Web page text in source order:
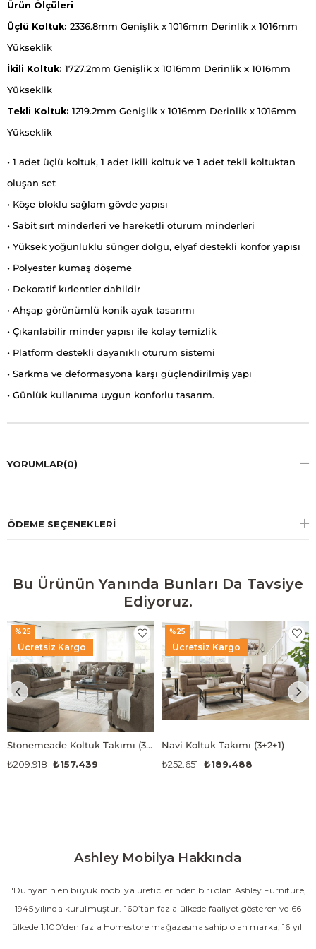
Ürün Ölçüleri
Üçlü Koltuk: 2336.8mm Genişlik x 1016mm Derinlik x 1016mm
Yükseklik
İkili Koltuk: 1727.2mm Genişlik x 1016mm Derinlik x 1016mm
Yükseklik
Tekli Koltuk: 1219.2mm Genişlik x 1016mm Derinlik x 1016mm
Yükseklik
• 1 adet üçlü koltuk, 1 adet ikili koltuk ve 1 adet tekli koltuktan
oluşan set
• Köşe bloklu sağlam gövde yapısı
• Sabit sırt minderleri ve hareketli oturum minderleri
• Yüksek yoğunluklu sünger dolgu, elyaf destekli konfor yapısı
• Polyester kumaş döşeme
• Dekoratif kırlentler dahildir
• Ahşap görünümlü konik ayak tasarımı
• Çıkarılabilir minder yapısı ile kolay temizlik
• Platform destekli dayanıklı oturum sistemi
• Sarkma ve deformasyona karşı güçlendirilmiş yapı
• Günlük kullanıma uygun konforlu tasarım.
YORUMLAR(0)
ÖDEME SEÇENEKLERI
Bu Ürünün Yanında Bunları Da Tavsiye
Ediyoruz.
Stonemeade Koltuk Takımı (3+2+1)
₺157.439
₺209.918
Ücretsiz Kargo
%25
Navi Koltuk Takımı (3+2+1)
₺189.488
₺252.651
Ücretsiz Kargo
%25
Ashley Mobilya Hakkında
"Dünyanın en büyük mobilya üreticilerinden biri olan Ashley Furniture,
1945 yılında kurulmuştur. 160’tan fazla ülkede faaliyet gösteren ve 66
ülkede 1.100’den fazla Homestore mağazasına sahip olan marka, 16 yılı